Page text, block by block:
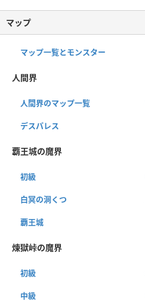
マップ
マップ一覧とモンスター
人間界
人間界のマップ一覧
デスパレス
覇王城の魔界
初級
白冥の洞くつ
覇王城
煉獄峠の魔界
初級
中級